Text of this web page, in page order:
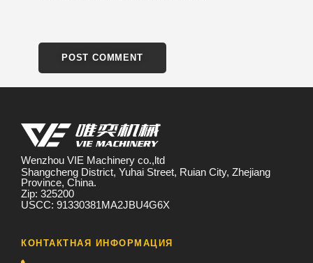
Wenzhou VIE Machinery co.,ltd
Shangcheng District, Yuhai Street, Ruian City, Zhejiang
Province, China.
Zip: 325200
USCC: 91330381MA2JBU4G6X
КОНТАКТНАЯ ИНФОРМАЦИЯ